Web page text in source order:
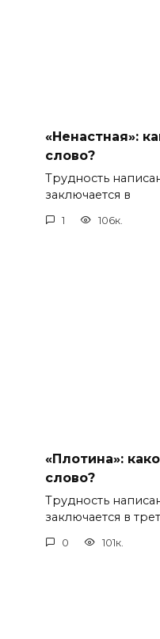
«Ненастная»:
слово?
Трудность
заключается в
1 106к.
«Плотина»:
слово?
Трудность
заключается в
0 101к.